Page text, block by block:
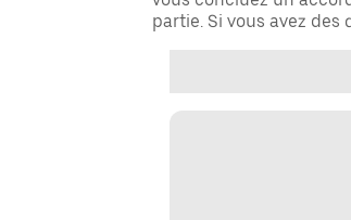
partie. Si vous avez